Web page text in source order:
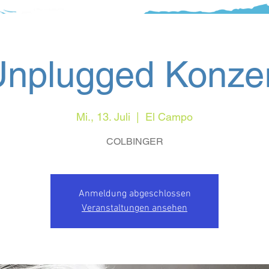
Mi., 13. Juli El Campo
COLBINGER
Anmeldung abgeschlossen
Veranstaltungen ansehen